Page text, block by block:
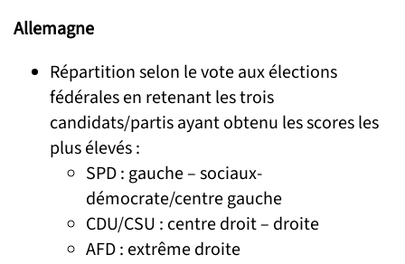
Allemagne
Répartition selon le vote aux élections
fédérales en retenant les trois
candidats/partis ayant obtenu les scores les
plus élevés :
SPD : gauche – sociaux-
démocrate/centre gauche
CDU/CSU : centre droit – droite
AFD : extrême droite